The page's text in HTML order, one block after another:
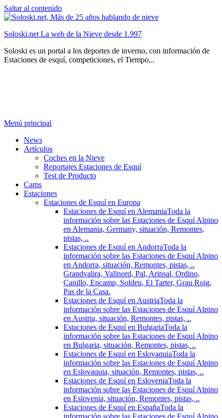
Saltar al contenido
Soloski.net La web de la Nieve desde 1.997
Soloski es un portal a los deportes de inverno, con información de
Estaciones de esquí, competiciones, el Tiempo,..
Menú principal
News
Artículos
Coches en la Nieve
Reportajes Estaciones de Esquí
Test de Producto
Cams
Estaciones
Estaciones de Esquí en Europa
Estaciones de Esquí en AlemaniaToda la
información sobre las Estaciones de Esquí Alpino
en Alemania, Germany, situación, Remontes,
pistas, ..
Estaciones de Esquí en AndorraToda la
información sobre las Estaciones de Esquí Alpino
en Andorra, situación, Remontes, pistas, ..
Grandvalira, Vallnord, Pal, Arinsal, Ordino,
Canillo, Encamp, Soldeu, El Tarter, Grau Roig,
Pas de la Casa.
Estaciones de Esquí en AustriaToda la
información sobre las Estaciones de Esquí Alpino
en Austria, situación, Remontes, pistas, ..
Estaciones de Esquí en BulgariaToda la
información sobre las Estaciones de Esquí Alpino
en Bulgaria, situación, Remontes, pistas, ..
Estaciones de Esquí en EslovaquiaToda la
información sobre las Estaciones de Esquí Alpino
en Eslovaquia, situación, Remontes, pistas, ..
Estaciones de Esquí en EsloveniaToda la
información sobre las Estaciones de Esquí Alpino
en Eslovenia, situación, Remontes, pistas, ..
Estaciones de Esquí en EspañaToda la
información sobre las Estaciones de Esquí Alpino